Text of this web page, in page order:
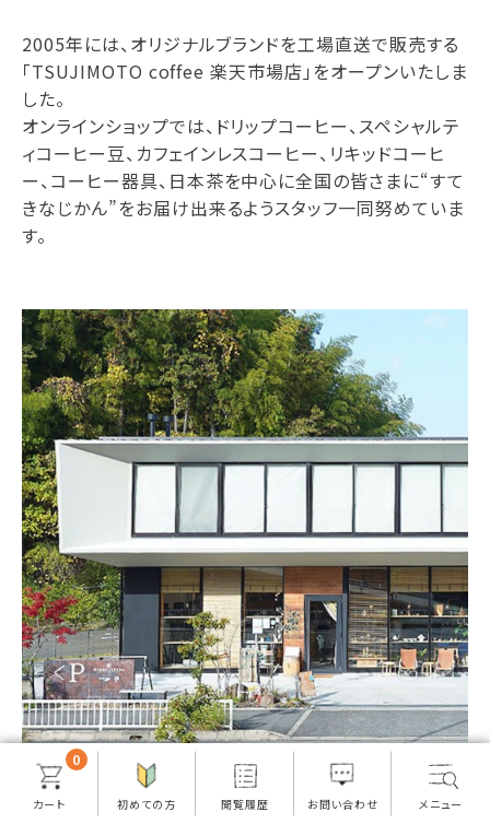
2005年には、オリジナルブランドを工場直送で販売する
「TSUJIMOTO coffee 楽天市場店」をオープンいたしま
した。
オンラインショップでは、ドリップコーヒー、スペシャルテ
ィコーヒー豆、カフェインレスコーヒー、リキッドコーヒ
ー、コーヒー器具、日本茶を中心に全国の皆さまに“すて
きなじかん”をお届け出来るようスタッフ一同努めていま
す。
実店舗のオープン
0